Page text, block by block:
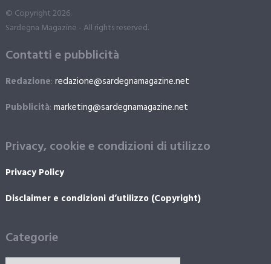
© Copyright 2026.
Sardegna Magazine - All rights reserved.
Contatti e pubblicità
Redazione: redazione@sardegnamagazine.net
Pubblicità: marketing@sardegnamagazine.net
Privacy, cookie e condizioni di utilizzo
Privacy Policy
Disclaimer e condizioni d’utilizzo (Copyright)
Categorie